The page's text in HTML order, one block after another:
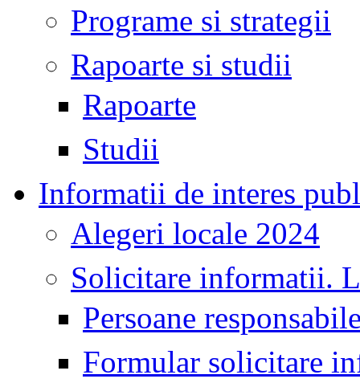
Programe si strategii
Rapoarte si studii
Rapoarte
Studii
Informatii de interes
Alegeri locale 2024
Solicitare informatii.
Persoane
Formular solicitare